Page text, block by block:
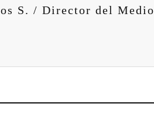
S. / Director del Medio